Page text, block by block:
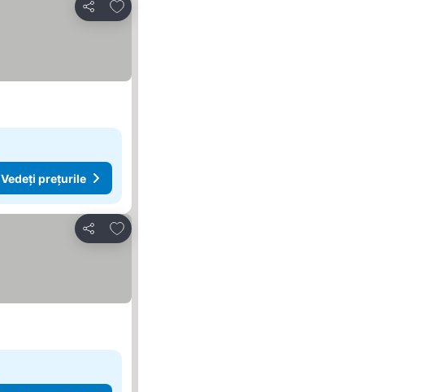
Distribuiți
Adăugaţi la favorite
Vedeți prețurile
Distribuiți
Adăugaţi la favorite